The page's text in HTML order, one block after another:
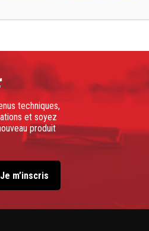
techniques,
et soyez
produit